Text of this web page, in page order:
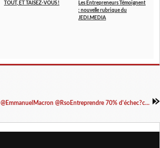
TOUT, ET TAISEZ-VOUS !
Les Entrepreneurs Témoignent
: nouvelle rubrique du
JEDI.MEDIA
@EmmanuelMacron @RsoEntreprendre 70% d'échec?c...